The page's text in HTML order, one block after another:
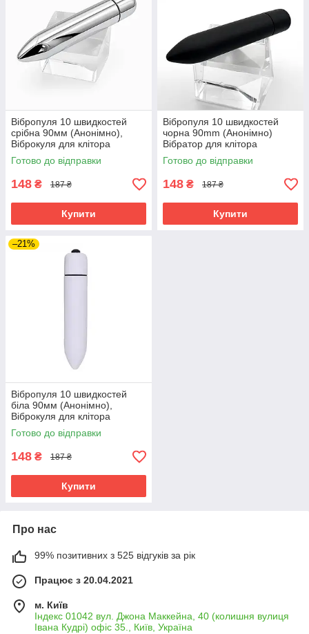
Вібропуля 10 швидкостей
срібна 90мм (Анонімно),
Віброкуля для клітора
Готово до відправки
148 ₴ 187 ₴
Купити
Вібропуля 10 швидкостей
чорна 90mm (Анонімно)
Вібратор для клітора
Готово до відправки
148 ₴ 187 ₴
Купити
–21%
Вібропуля 10 швидкостей
біла 90мм (Анонімно),
Віброкуля для клітора
Готово до відправки
148 ₴ 187 ₴
Купити
Про нас
99% позитивних з 525 відгуків за рік
Працює з 20.04.2021
м. Київ
Індекс 01042 вул. Джона Маккейна, 40 (колишня вулиця
Івана Кудрі) офіс 35., Київ, Україна